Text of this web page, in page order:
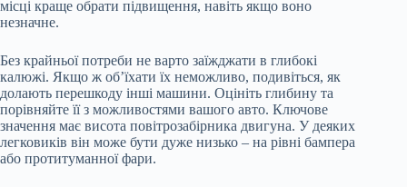
місці краще обрати підвищення, навіть якщо воно
незначне.
Без крайньої потреби не варто заїжджати в глибокі
калюжі. Якщо ж об’їхати їх неможливо, подивіться, як
долають перешкоду інші машини. Оцініть глибину та
порівняйте її з можливостями вашого авто. Ключове
значення має висота повітрозабірника двигуна. У деяких
легковиків він може бути дуже низько – на рівні бампера
або протитуманної фари.